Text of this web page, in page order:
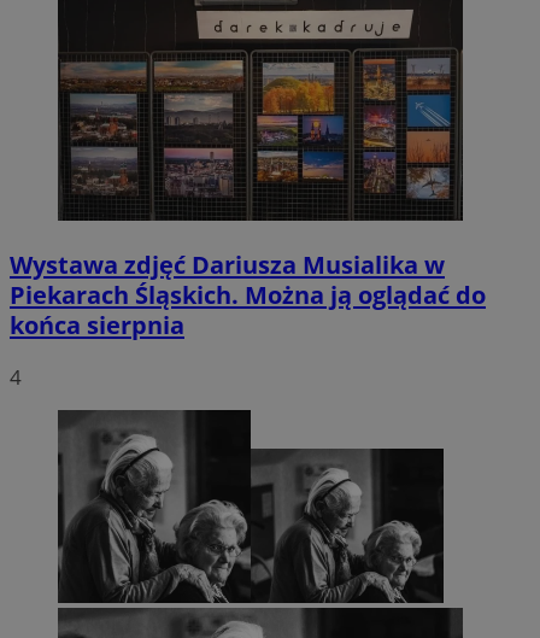
Wystawa zdjęć Dariusza Musialika w
Piekarach Śląskich. Można ją oglądać do
końca sierpnia
4